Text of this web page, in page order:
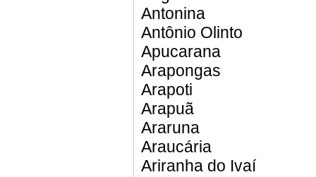
Antonina
Antônio Olinto
Apucarana
Arapongas
Arapoti
Arapuã
Araruna
Araucária
Ariranha do Ivaí